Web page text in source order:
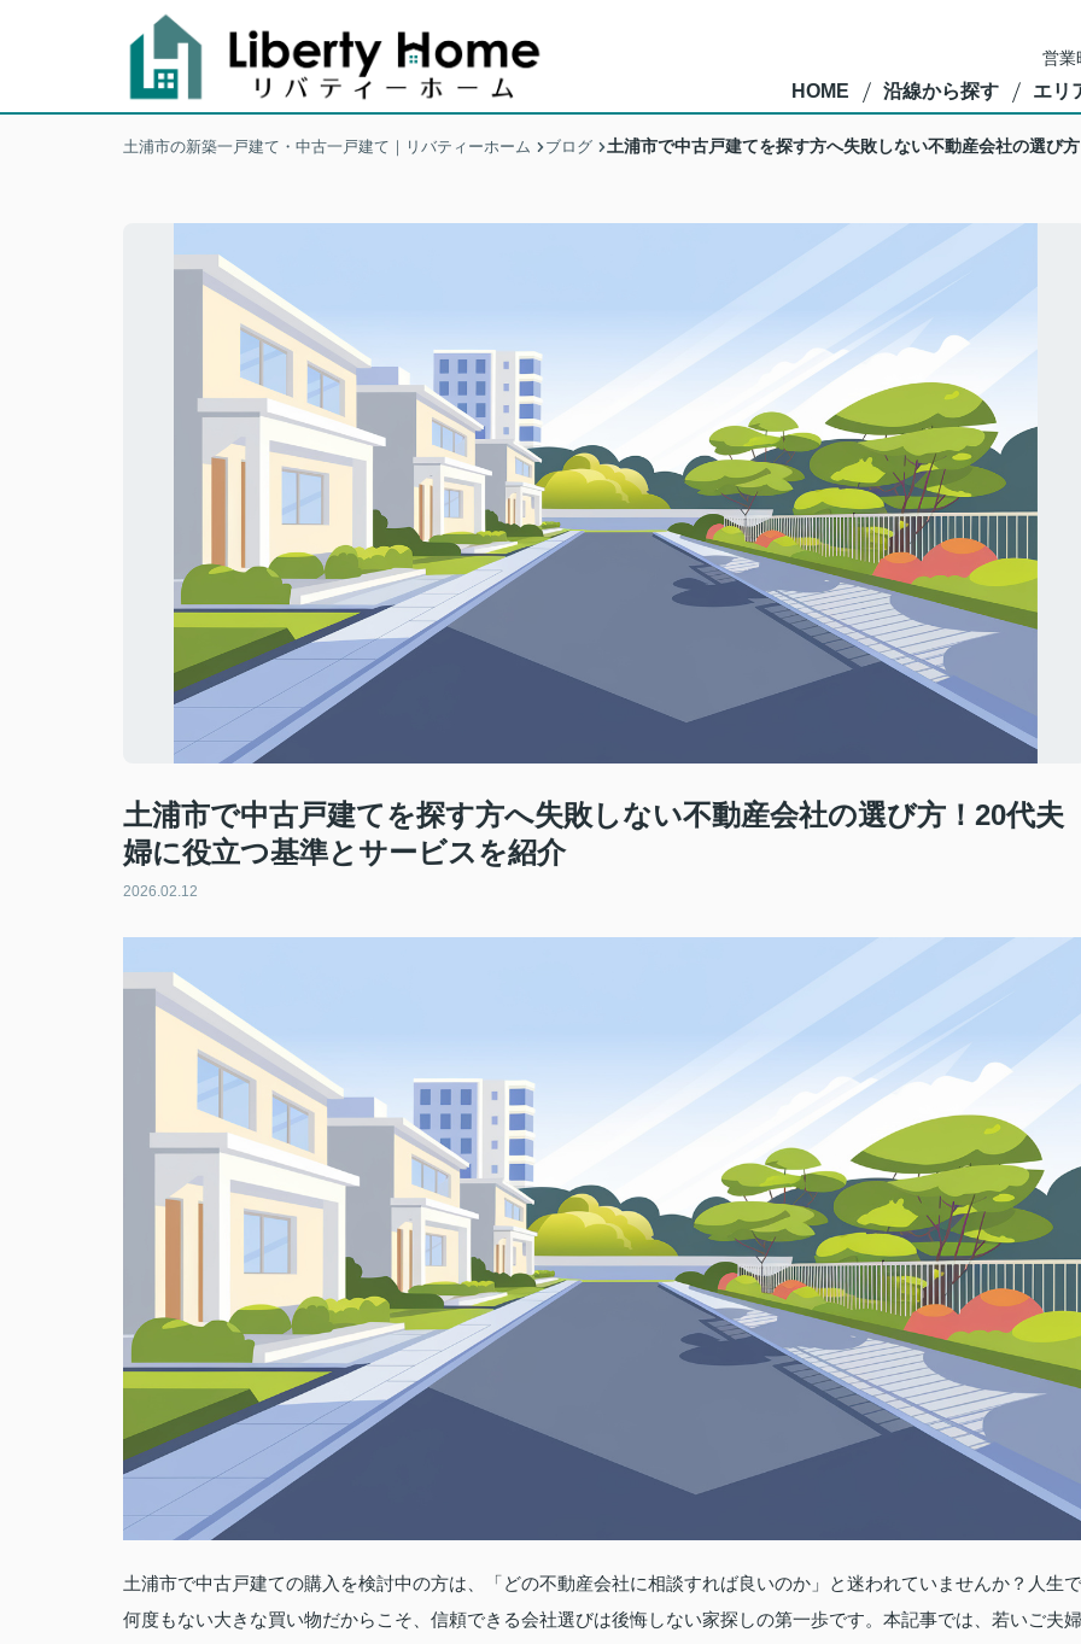
営
HOME 沿線から探す エリ
土浦市の新築一戸建て・中古一戸建て｜リバティーホーム ブログ 土浦市で中古戸建てを探す方へ失敗しない不動産会社の選び
土浦市で中古戸建てを探す方へ失敗しない不動産会社の選び方！20代夫
婦に役立つ基準とサービスを紹介
2026.02.12
土浦市で中古戸建ての購入を検討中の方は、「どの不動産会社に相談すれば良いのか」と迷われていませんか？人生で
何度もない大きな買い物だからこそ、信頼できる会社選びは後悔しない家探しの第一歩です。本記事では、若いご夫婦